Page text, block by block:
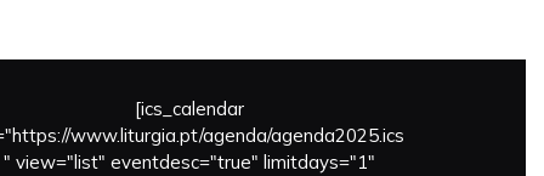
[ics_calendar
www.liturgia.pt/agenda/agenda2025.ics
" view="list" eventdesc="true" limitdays="1"